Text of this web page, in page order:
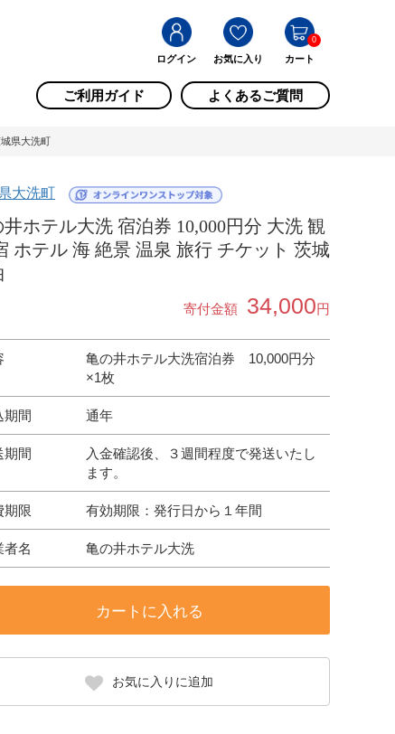
ログイン お気に入り カート
0
ご利用ガイド よくあるご質問
県大洗町
大洗町
ホテル大洗 宿泊券 10,000円分 大洗 観
ホテル 海 絶景 温泉 旅行 チケット 茨城
寄付金額 34,000円
亀の井ホテル大洗宿泊券 10,000円分
×1枚
期間 通年
期間
入金確認後、３週間程度で発送いたし
ます。
期限 有効期限：発行日から１年間
者名 亀の井ホテル大洗
カートに入れる
お気に入りに追加